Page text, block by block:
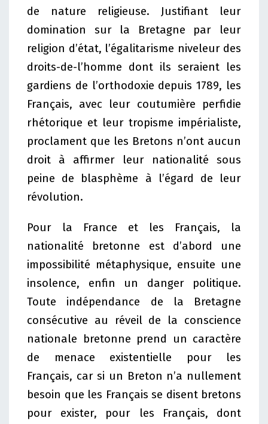
de nature religieuse. Justifiant leur
domination sur la Bretagne par leur
religion d’état, l’égalitarisme niveleur des
droits-de-l’homme dont ils seraient les
gardiens de l’orthodoxie depuis 1789, les
Français, avec leur coutumière perfidie
rhétorique et leur tropisme impérialiste,
proclament que les Bretons n’ont aucun
droit à affirmer leur nationalité sous
peine de blasphème à l’égard de leur
révolution.
Pour la France et les Français, la
nationalité bretonne est d’abord une
impossibilité métaphysique, ensuite une
insolence, enfin un danger politique.
Toute indépendance de la Bretagne
consécutive au réveil de la conscience
nationale bretonne prend un caractère
de menace existentielle pour les
Français, car si un Breton n’a nullement
besoin que les Français se disent bretons
pour exister, pour les Français, dont